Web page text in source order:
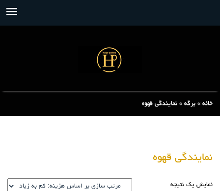
خانه » برگه » نمایندگی قهوه
نمایندگی قهوه
نمایش یک نتیجه